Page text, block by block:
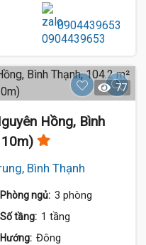
0904439653
77
Hồng, Bình
10m)
Bình Thạnh
Phòng ngủ: 3 phòng
Số tầng: 1 tầng
Hướng: Đông